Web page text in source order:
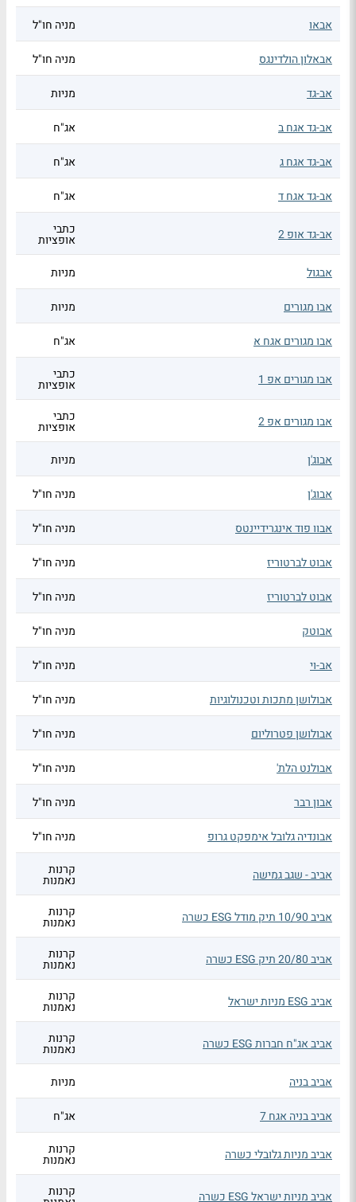
אבאו מניה חו"ל
אבאלון הולדינגס מניה חו"ל
אב-גד מניות
אב-גד אגח ב אג"ח
אב-גד אגח ג אג"ח
אב-גד אגח ד אג"ח
אב-גד אופ 2 כתבי
אופציות
אבגול
מניות
אבו מגורים מניות
אבו מגורים אגח א אג"ח
אבו מגורים אפ 1 כתבי
אופציות
אבו מגורים אפ 2 כתבי
אופציות
אבוג'ן
מניות
אבוג'ן מניה חו"ל
אבוו פוד אינגרידיינטס מניה חו"ל
אבוט לברטוריז מניה חו"ל
אבוט לברטוריז מניה חו"ל
אבוטק מניה חו"ל
אב-וי מניה חו"ל
אבולושן מתכות וטכנולוגיות מניה חו"ל
אבולושן פטרוליום מניה חו"ל
אבולנט הלת' מניה חו"ל
אבון רבר מניה חו"ל
אבונדיה גלובל אימפקט גרופ מניה חו"ל
אביב - שגב גמישה קרנות
נאמנות
אביב 10/90 תיק מודל ESG כשרה קרנות
נאמנות
אביב 20/80 תיק ESG כשרה קרנות
נאמנות
אביב ESG מניות ישראל קרנות
נאמנות
אביב אג"ח חברות ESG כשרה קרנות
נאמנות
אביב בניה
מניות
אביב בניה אגח 7 אג"ח
אביב מניות גלובלי כשרה קרנות
נאמנות
אביב מניות ישראל ESG כשרה קרנות